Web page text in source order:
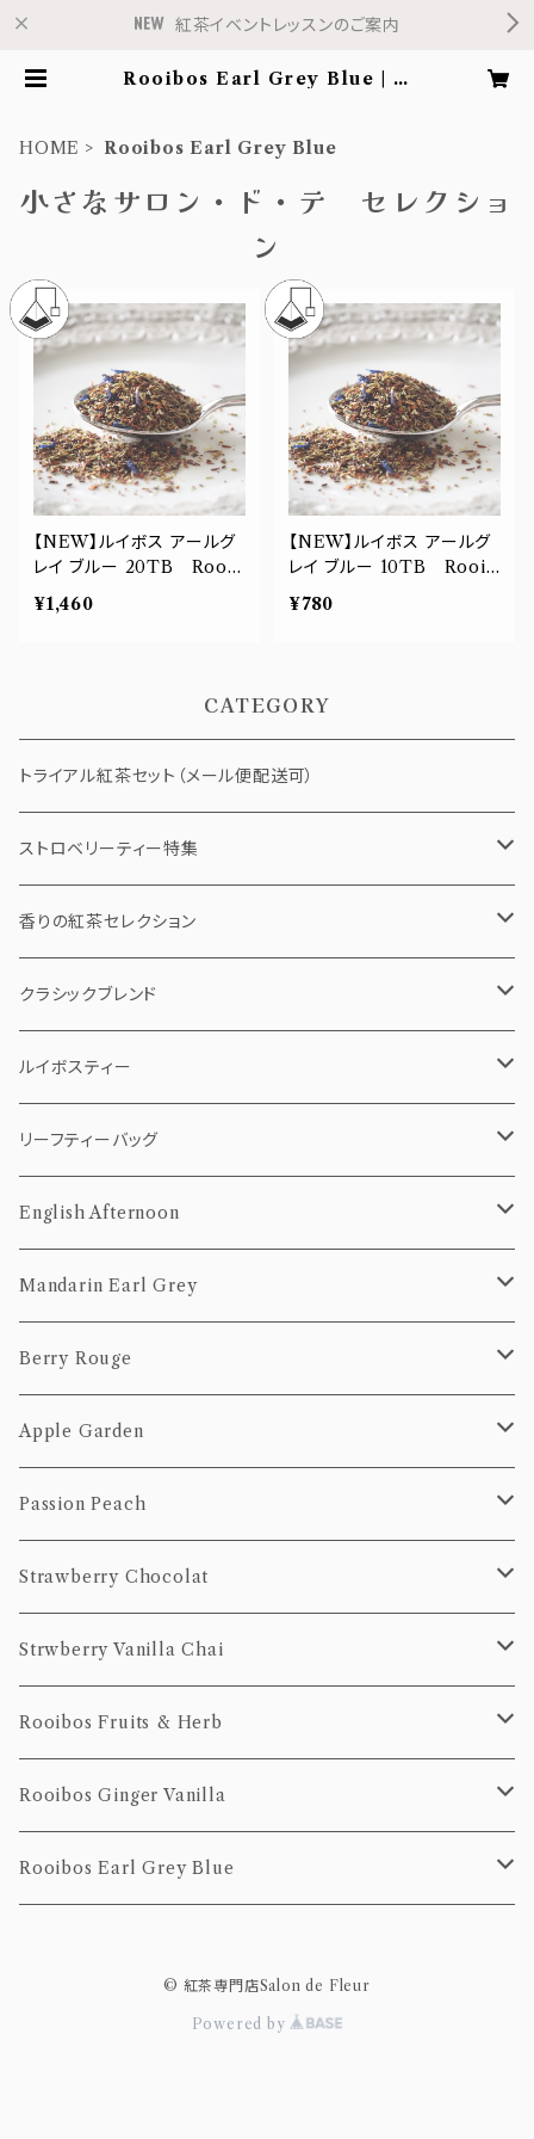
紅茶イベントレッスンのご案内
Rooibos Earl Grey Blue | 紅
HOME Rooibos Earl Grey Blue
小さなサロン・ド・テ セレクショ
ン
【NEW】ルイボス アールグ
レイ ブルー 20TB Rooib
os Earl Grey Blue
¥1,460
【NEW】ルイボス アールグ
レイ ブルー 10TB Rooib
os Earl Grey Blue
¥780
CATEGORY
トライアル紅茶セット（メール便配送可）
ストロベリーティー特集
ストロベリーショコラ
ストロベリーバニラチャイ
ベリールージュ
香りの紅茶セレクション
ティーバッグ
5個pack
10個Pack
リーフティー（茶葉）
50g
100g
クラシックブレンド
ティーバッグ
5個pack
10個Pack
リーフティー（茶葉）
50g
100g
ルイボスティー
ティーバッグ
5個pack
10個Pack
茶葉
50g
100g
リーフティーバッグ
10個pack
20個pack
English Afternoon
ティーバッグ
10個Pack
20個Pack
茶葉
50g
100g
Mandarin Earl Grey
ティーバッグ
10個Pack
20個Pack
茶葉
50g
100g
Berry Rouge
ティーバッグ
10個Pack
20個Pack
茶葉
50g
100g
Apple Garden
ティーバッグ
10個Pack
20個Pack
茶葉
50g
100g
Passion Peach
ティーバッグ
10個pack
20個pack
Strawberry Chocolat
ティーバッグ
10個pack
20個pack
Strwberry Vanilla Chai
ティーバッグ
10個Pack
20個Pack
Rooibos Fruits & Herb
ティーバッグ
10個Pack
茶葉
Rooibos Ginger Vanilla
ティーバッグ
Rooibos Earl Grey Blue
© 紅茶専門店Salon de Fleur
Powered by